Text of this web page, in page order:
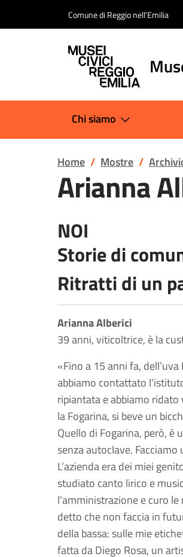
Comune di Reggio nell'Emilia
Chi siamo
Home Mostre
Arianna
NOI
Storie di
Ritratti di un
Arianna Alberici
39 anni, viticoltrice, è la
«Fino a 15 anni fa,
abbiamo contattato
ripiantata e abbiamo
la Fogarina, si beve un
Quello di Fogarina, però, è
senza autoclave.
L’azienda era dei miei
studiato canto lirico e
l’amministrazione e curo
detto che non faccia in
della bassa: sulle mie
fatta da Diego Rosa, un